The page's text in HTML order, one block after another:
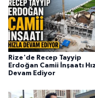
Rize'de Recep Tayyip
Erdoğan Camii İnşaatı
Devam Ediyor